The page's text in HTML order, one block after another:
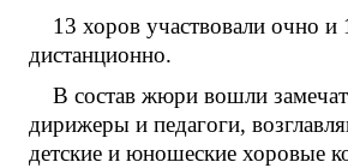
13 хоров участвовали очно и
дистанционно.
В состав жюри вошли
дирижеры и педагоги,
детские и юношеские хоровые